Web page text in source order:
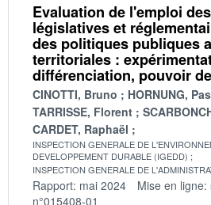
Evaluation de l'emploi
législatives et
des politiques publiques
territoriales :
différenciation, pouvoir
CINOTTI, Bruno
HORNUNG,
TARRISSE, Florent
CARDET, Raphaël
INSPECTION GENERALE DE
DEVELOPPEMENT DURABLE (IGEDD)
INSPECTION GENERALE DE
Rapport: mai 2024 Mise en
n°015408-01